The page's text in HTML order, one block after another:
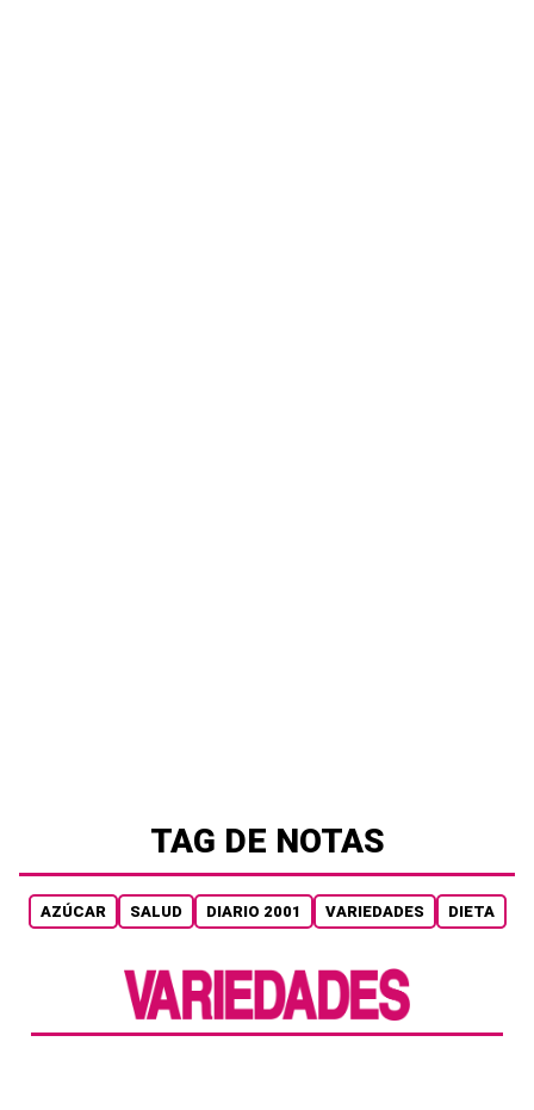
TAG DE NOTAS
AZÚCAR SALUD DIARIO 2001 VARIEDADES DIETA